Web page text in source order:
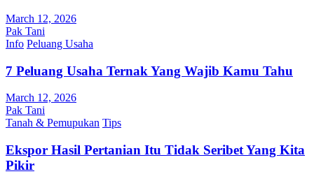
March 12, 2026
Pak Tani
Info Peluang Usaha
7 Peluang Usaha Ternak Yang Wajib Kamu Tahu
March 12, 2026
Pak Tani
Tanah & Pemupukan Tips
Ekspor Hasil Pertanian Itu Tidak Seribet Yang Kita
Pikir